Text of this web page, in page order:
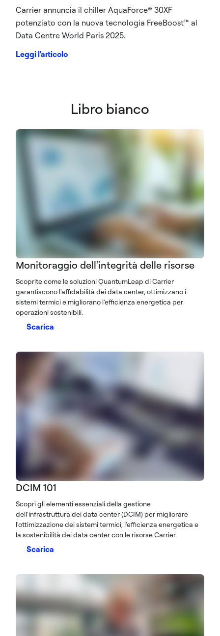
Carrier annuncia il chiller AquaForce® 30XF
potenziato con la nuova tecnologia FreeBoost™ al
Data Centre World Paris 2025.
Leggi l'articolo
Libro bianco
Monitoraggio dell'integrità delle risorse
Scoprite come le soluzioni QuantumLeap di Carrier
garantiscono l'affidabilità dei data center, ottimizzano i
sistemi termici e migliorano l'efficienza energetica per
operazioni sostenibili.
Scarica
DCIM 101
Scopri gli elementi essenziali della gestione
dell'infrastruttura dei data center (DCIM) per migliorare
l'ottimizzazione dei sistemi termici, l'efficienza energetica e
la sostenibilità dei data center con le risorse Carrier.
Scarica